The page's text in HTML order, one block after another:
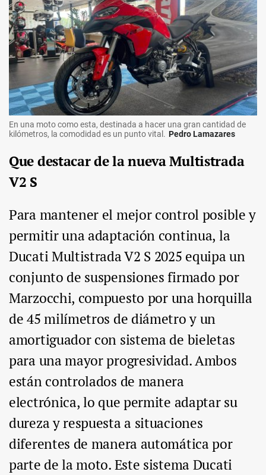
En una moto como esta, destinada a hacer una gran cantidad de
kilómetros, la comodidad es un punto vital. Pedro Lamazares
Que destacar de la nueva Multistrada
V2 S
Para mantener el mejor control posible y
permitir una adaptación continua, la
Ducati Multistrada V2 S 2025 equipa un
conjunto de suspensiones firmado por
Marzocchi, compuesto por una horquilla
de 45 milímetros de diámetro y un
amortiguador con sistema de bieletas
para una mayor progresividad. Ambos
están controlados de manera
electrónica, lo que permite adaptar su
dureza y respuesta a situaciones
diferentes de manera automática por
parte de la moto. Este sistema Ducati